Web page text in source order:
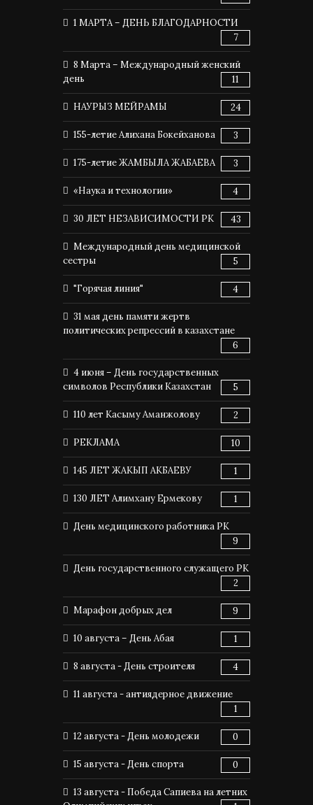
1 МАРТА – ДЕНЬ БЛАГОДАРНОСТИ
7
8 Марта – Международный женский
день
11
НАУРЫЗ МЕЙРАМЫ 24
155-летие Алихана Бокейханова 3
175-летие ЖАМБЫЛА ЖАБАЕВА 3
«Наука и технологии» 4
30 ЛЕТ НЕЗАВИСИМОСТИ РК 43
Международный день медицинской
сестры
5
"Горячая линия" 4
31 мая день памяти жертв
политических репрессий в казахстане
6
4 июня – День государственных
символов Республики Казахстан
5
110 лет Касыму Аманжолову 2
РЕКЛАМА 10
145 ЛЕТ ЖАКЫП АКБАЕВУ 1
130 ЛЕТ Алимхану Ермекову 1
День медицинского работника РК
9
День государственного служащего РК
2
Марафон добрых дел 9
10 августа – День Абая 1
8 августа - День строителя 4
11 августа - антиядерное движение
1
12 августа - День молодежи 0
15 августа - День спорта 0
13 августа - Победа Сапиева на летних